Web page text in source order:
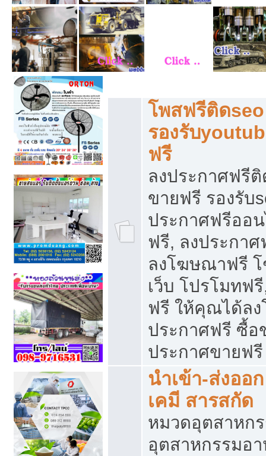
โพสฟรีติด
รองรับ
ฟรี
ลงประกาศฟรีติ
ขายฟรี รองรับ
ประกาศฟรีออ
ฟรี, ลงประกา
ลงโฆษณาฟรี
เว็บ โปรโมทฟ
ฟรี ให้คุณได้ล
ประกาศฟรี ซื้อ
ประกาศขายฟรี
นำเข้า-ส่งออ
เคมี สารสกัด
หมวดอุตสาหก
อุตสาหกรรมอา